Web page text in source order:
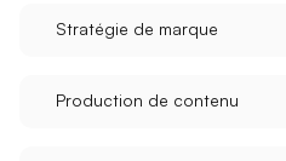
Stratégie de marque
Production de contenu